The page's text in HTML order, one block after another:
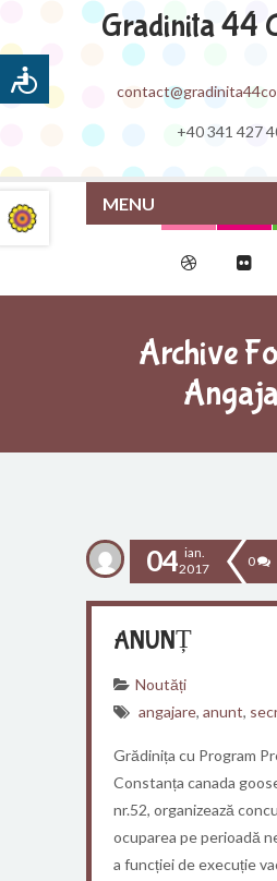
Gradinita 44
+40 341 427
MENU
Archive
04 ian.
2017
0
ANUNȚ
Noutăți
angajare, anunt,
Grădinița cu Program
Constanța canada
nr.52, organizează
ocuparea pe perioadă
a funcției de execuție